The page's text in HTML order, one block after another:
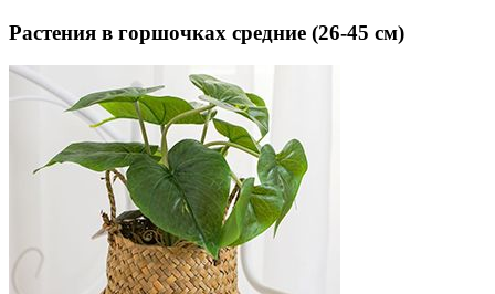
Растения в горшочках средние (26-45 см)